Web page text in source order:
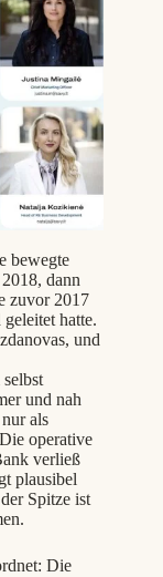
bewegte
dann
zuvor 2017
hatte.
und
und nah
als
operative
verließ
plausibel
Spitze ist
Die